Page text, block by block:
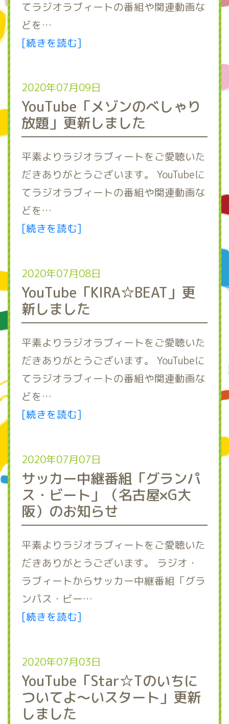
てラジオラブィートの番組や関連動画な
どを…
[続きを読む]
2020年07月09日
YouTube「メゾンのべしゃり
放題」更新しました
平素よりラジオラブィートをご愛聴いた
だきありがとうございます。 YouTubeに
てラジオラブィートの番組や関連動画な
どを…
[続きを読む]
2020年07月08日
YouTube「KIRA☆BEAT」更
新しました
平素よりラジオラブィートをご愛聴いた
だきありがとうございます。 YouTubeに
てラジオラブィートの番組や関連動画な
どを…
[続きを読む]
2020年07月07日
サッカー中継番組「グランパ
ス・ビート」（名古屋×G大
阪）のお知らせ
平素よりラジオラブィートをご愛聴いた
だきありがとうございます。 ラジオ・
ラブィートからサッカー中継番組「グラ
ンパス・ビー…
[続きを読む]
2020年07月03日
YouTube「Star☆Tのいちに
ついてよ～いスタート」更新
しました